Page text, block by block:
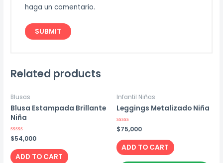
haga un comentario.
Related products
Blusas
Blusa Estampada Brillante
Niña
Rated
0
out
of
5
$54,000
ADD TO CART
Infantil Niñas
Leggings Metalizado Niña
Rated
0
out
of
5
$75,000
ADD TO CART